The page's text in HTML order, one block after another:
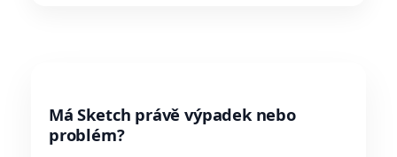
Má Sketch právě výpadek nebo
problém?